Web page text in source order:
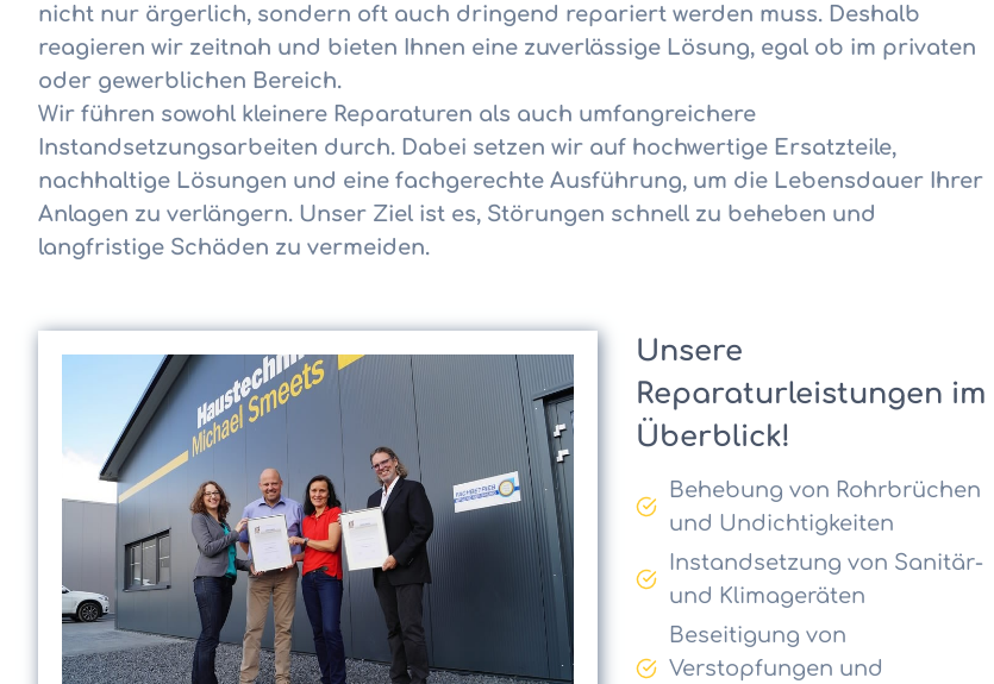
nicht nur ärgerlich, sondern oft auch dringend repariert werden muss. Deshalb
reagieren wir zeitnah und bieten Ihnen eine zuverlässige Lösung, egal ob im privaten
oder gewerblichen Bereich.
Wir führen sowohl kleinere Reparaturen als auch umfangreichere
Instandsetzungsarbeiten durch. Dabei setzen wir auf hochwertige Ersatzteile,
nachhaltige Lösungen und eine fachgerechte Ausführung, um die Lebensdauer Ihrer
Anlagen zu verlängern. Unser Ziel ist es, Störungen schnell zu beheben und
langfristige Schäden zu vermeiden.
Unsere
Reparaturleistungen im
Überblick!
Behebung von Rohrbrüchen
und Undichtigkeiten
Instandsetzung von Sanitär-
und Klimageräten
Beseitigung von
Verstopfungen und